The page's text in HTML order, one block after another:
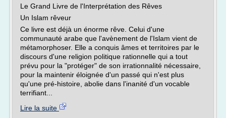
Le Grand Livre de l'Interprétation des Rêves
Un Islam rêveur
Ce livre est déjà un énorme rêve. Celui d'une
communauté arabe que l'avènement de l'Islam vient de
métamorphoser. Elle a conquis âmes et territoires par le
discours d'une religion politique rationnelle qui a tout
prévu pour la "protéger" de son irrationnalité nécessaire,
pour la maintenir éloignée d'un passé qui n'est plus
qu'une pré-histoire, abolie dans l'inanité d'un vocable
terrifiant...
Lire la suite